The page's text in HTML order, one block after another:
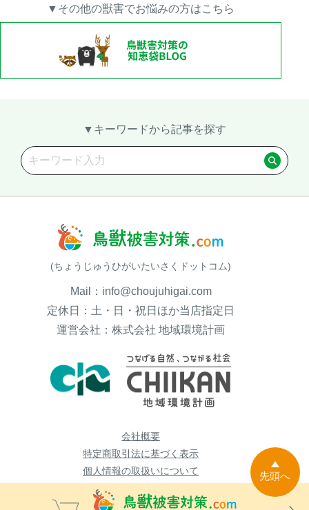
▼その他の獣害でお悩みの方はこちら
▼キーワードから記事を探す
(ちょうじゅうひがいたいさくドットコム)
Mail：info@choujuhigai.com
定休日：土・日・祝日ほか当店指定日
運営会社：株式会社 地域環境計画
会社概要
特定商取引法に基づく表示
個人情報の取扱いについて
先頭へ